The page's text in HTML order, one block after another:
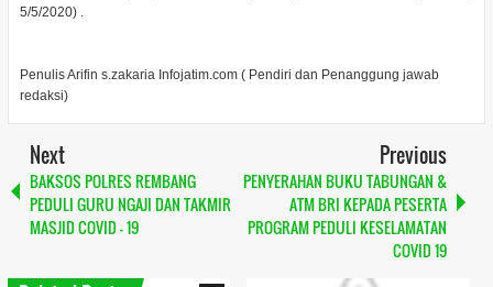
5/5/2020) .
Penulis Arifin s.zakaria Infojatim.com ( Pendiri dan Penanggung jawab
redaksi)
Next
BAKSOS POLRES REMBANG
PEDULI GURU NGAJI DAN TAKMIR
MASJID COVID - 19
Previous
PENYERAHAN BUKU TABUNGAN &
ATM BRI KEPADA PESERTA
PROGRAM PEDULI KESELAMATAN
COVID 19